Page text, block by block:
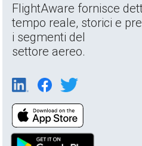
FlightAware fornisce
tempo reale, storici e
i segmenti del
settore aereo.